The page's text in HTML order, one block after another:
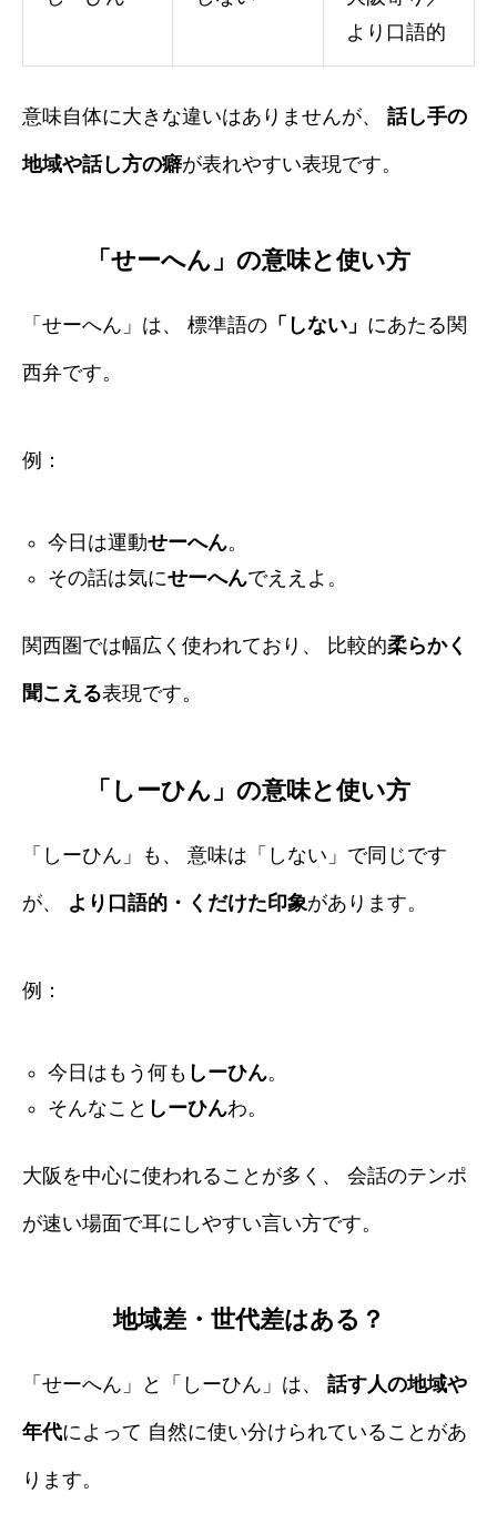
より口語的
意味自体に大きな違いはありませんが、 話し手の
地域や話し方の癖が表れやすい表現です。
「せーへん」の意味と使い方
「せーへん」は、 標準語の 「しない」 にあたる関
西弁です。
例：
今日は運動せーへん。
その話は気にせーへんでええよ。
関西圏では幅広く使われており、 比較的柔らかく
聞こえる表現です。
「しーひん」の意味と使い方
「しーひん」も、 意味は「しない」で同じです
が、 より口語的・くだけた印象があります。
例：
今日はもう何も しーひん。
そんなこと しーひんわ。
大阪を中心に使われることが多く、 会話のテンポ
が速い場面で耳にしやすい言い方です。
地域差・世代差はある？
「せーへん」と「しーひん」は、 話す人の地域や
年代によって 自然に使い分けられていることがあ
ります。